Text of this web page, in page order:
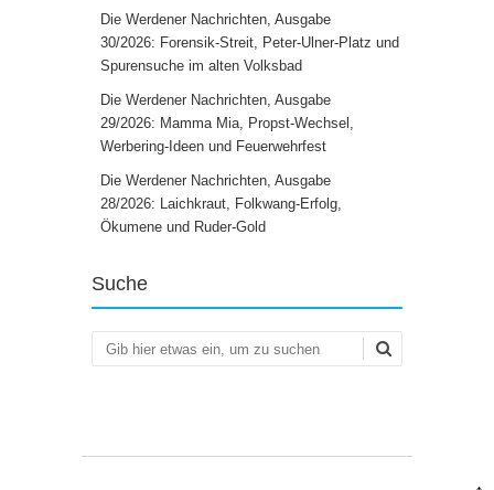
Die Werdener Nachrichten, Ausgabe
30/2026: Forensik-Streit, Peter-Ulner-Platz und
Spurensuche im alten Volksbad
Die Werdener Nachrichten, Ausgabe
29/2026: Mamma Mia, Propst-Wechsel,
Werbering-Ideen und Feuerwehrfest
Die Werdener Nachrichten, Ausgabe
28/2026: Laichkraut, Folkwang-Erfolg,
Ökumene und Ruder-Gold
Suche
Suchen